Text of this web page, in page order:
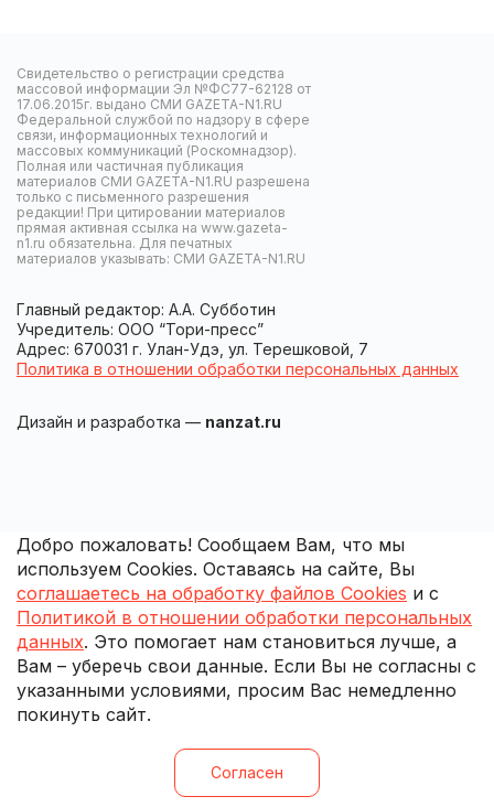
Свидетельство о регистрации средства
массовой информации Эл №ФС77-62128 от
17.06.2015г. выдано СМИ GAZETA-N1.RU
Федеральной службой по надзору в сфере
связи, информационных технологий и
массовых коммуникаций (Роскомнадзор).
Полная или частичная публикация
материалов СМИ GAZETA-N1.RU разрешена
только с письменного разрешения
редакции! При цитировании материалов
прямая активная ссылка на www.gazeta-
n1.ru обязательна. Для печатных
материалов указывать: СМИ GAZETA-N1.RU
Главный редактор: А.А. Субботин
Учредитель: ООО “Тори-пресс”
Адрес: 670031 г. Улан-Удэ, ул. Терешковой, 7
Политика в отношении обработки персональных данных
Дизайн и разработка — nanzat.ru
Добро пожаловать! Сообщаем Вам, что мы
используем Cookies. Оставаясь на сайте, Вы
соглашаетесь на обработку файлов Cookies и с
Политикой в отношении обработки персональных
данных. Это помогает нам становиться лучше, а
Вам – уберечь свои данные. Если Вы не согласны с
указанными условиями, просим Вас немедленно
покинуть сайт.
Согласен